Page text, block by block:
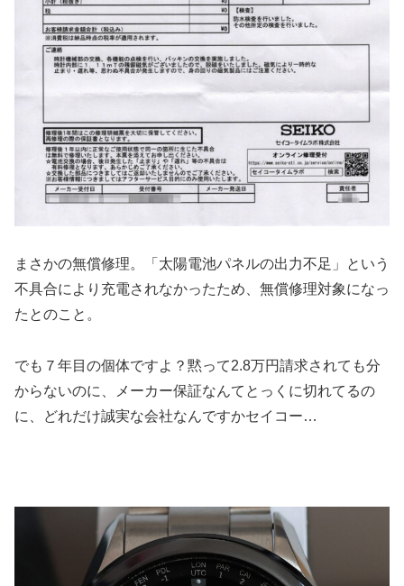
まさかの無償修理。「太陽電池パネルの出力不足」という
不具合により充電されなかったため、無償修理対象になっ
たとのこと。
でも７年目の個体ですよ？黙って2.8万円請求されても分
からないのに、メーカー保証なんてとっくに切れてるの
に、どれだけ誠実な会社なんですかセイコー…